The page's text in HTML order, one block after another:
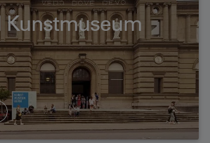
Kunstmuseum